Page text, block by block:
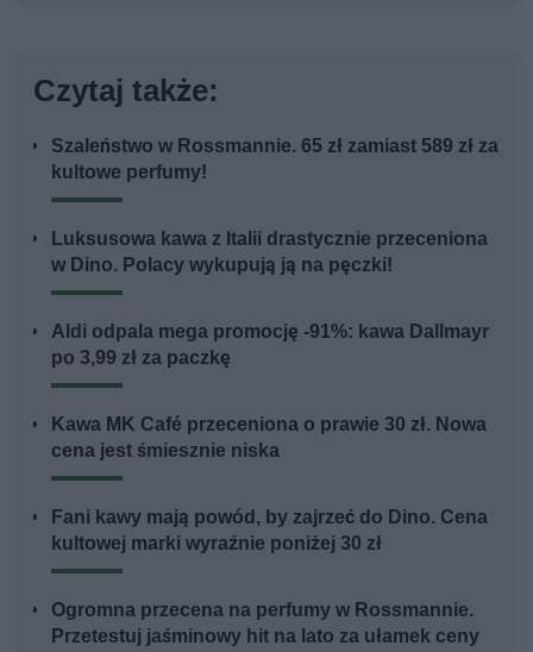
Czytaj także:
Szaleństwo w Rossmannie. 65 zł zamiast 589 zł za
kultowe perfumy!
Luksusowa kawa z Italii drastycznie przeceniona
w Dino. Polacy wykupują ją na pęczki!
Aldi odpala mega promocję -91%: kawa Dallmayr
po 3,99 zł za paczkę
Kawa MK Café przeceniona o prawie 30 zł. Nowa
cena jest śmiesznie niska
Fani kawy mają powód, by zajrzeć do Dino. Cena
kultowej marki wyraźnie poniżej 30 zł
Ogromna przecena na perfumy w Rossmannie.
Przetestuj jaśminowy hit na lato za ułamek ceny